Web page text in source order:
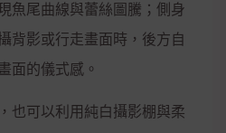
魚尾曲線與蕾絲圖騰；側身
背影或行走畫面時，後方自
面的儀式感。
也可以利用純白攝影棚與柔